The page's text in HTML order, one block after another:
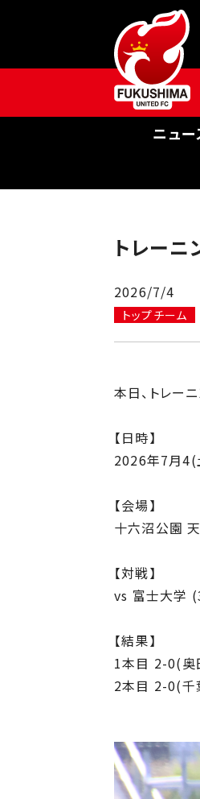
ニュー
トレー
2026/7/4
トップチーム
本日、トレー
【日時】
2026年7月
【会場】
十六沼公園
【対戦】
vs 富士大学
【結果】
1本目 2-0(奥
2本目 2-0(千